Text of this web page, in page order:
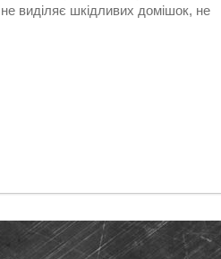
виділяє шкідливих домішок, не